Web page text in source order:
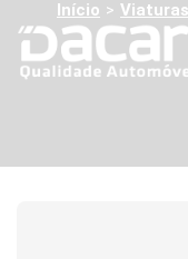
Início > Viaturas